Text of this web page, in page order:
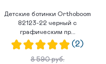
Детские ботинки Orthoboom
82123-22 черный с
графическим пр...
(2)
8 590 руб.